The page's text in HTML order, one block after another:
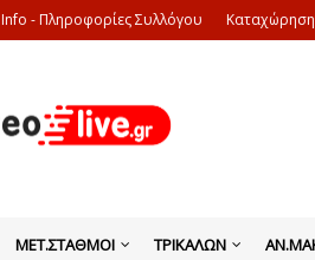
Info - Πληροφορίες Συλλόγου
ΜΕΤ.ΣΤΑΘΜΟΙ ΤΡΙΚΑΛΩΝ